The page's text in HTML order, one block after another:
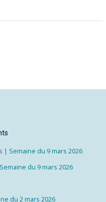
Semaine du 9 mars 2026
du 9 mars 2026
du 2 mars 2026